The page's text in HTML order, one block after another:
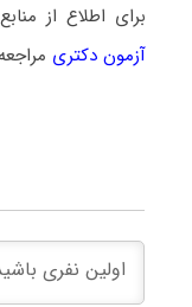
برای اطلاع از
آزمون دکتری